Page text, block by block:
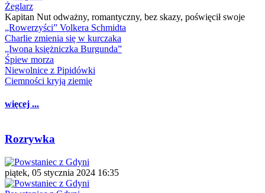
Żeglarz
Kapitan Nut odważny, romantyczny, bez skazy, poświęcił swoje
„Rowerzyści” Volkera Schmidta
Charlie zmienia się w kurczaka
„Iwona księżniczka Burgunda”
Śpiew morza
Niewolnice z Pipidówki
Ciemności kryją ziemię
więcej ...
Rozrywka
piątek, 05 stycznia 2024 16:35